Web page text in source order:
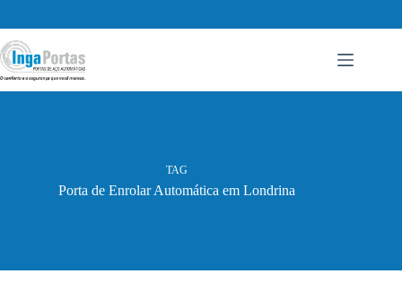
conteúdo
TAG
Porta de Enrolar Automática em Londrina